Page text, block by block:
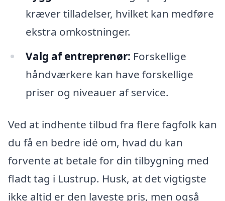
kræver tilladelser, hvilket kan medføre
ekstra omkostninger.
Valg af entreprenør: Forskellige
håndværkere kan have forskellige
priser og niveauer af service.
Ved at indhente tilbud fra flere fagfolk kan
du få en bedre idé om, hvad du kan
forvente at betale for din tilbygning med
fladt tag i Lustrup. Husk, at det vigtigste
ikke altid er den laveste pris, men også